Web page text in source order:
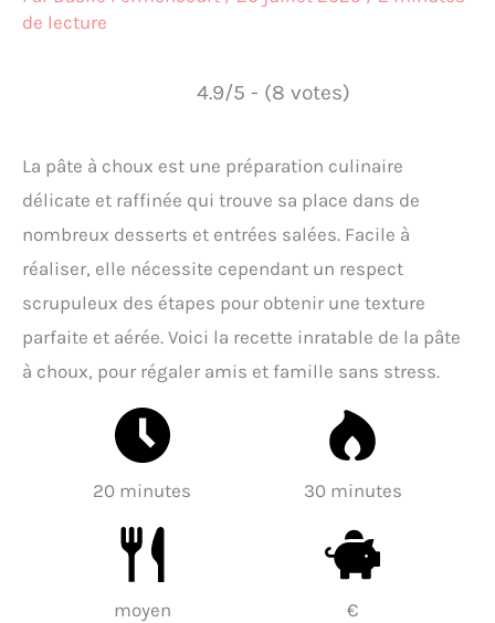
de lecture
4.9/5 - (8 votes)
La pâte à choux est une préparation culinaire
délicate et raffinée qui trouve sa place dans de
nombreux desserts et entrées salées. Facile à
réaliser, elle nécessite cependant un respect
scrupuleux des étapes pour obtenir une texture
parfaite et aérée. Voici la recette inratable de la pâte
à choux, pour régaler amis et famille sans stress.
20 minutes 30 minutes
moyen €